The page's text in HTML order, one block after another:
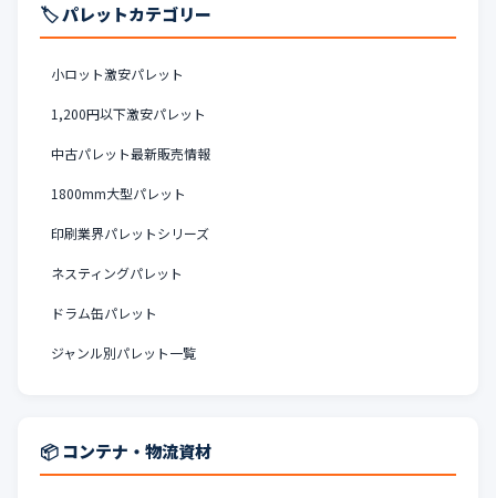
🏷️ パレットカテゴリー
小ロット激安パレット
1,200円以下激安パレット
中古パレット最新販売情報
1800mm大型パレット
印刷業界パレットシリーズ
ネスティングパレット
ドラム缶パレット
ジャンル別パレット一覧
📦 コンテナ・物流資材